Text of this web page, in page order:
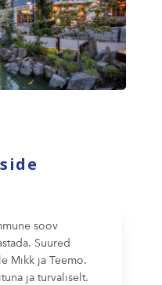
soov
Suured
Mikk ja Teemo.
ja turvaliselt.